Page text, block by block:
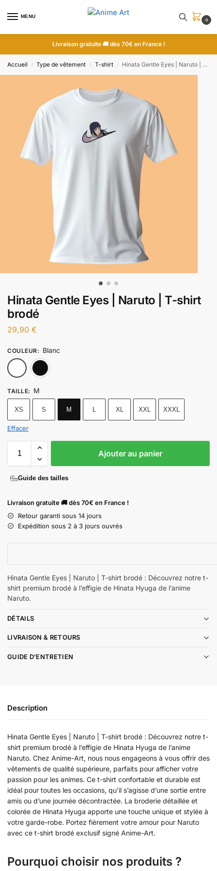
MENU
0
Livraison gratuite 🚚 dès 70€ en France !
Accueil / Type de vêtement / T-shirt / Hinata Gentle Eyes | Naruto | T-shirt brodé
Hinata Gentle Eyes | Naruto | T-shirt
brodé
29,90 €
COULEUR: Blanc
TAILLE: M
XS S M L XL XXL XXXL
Effacer
Ajouter au panier
Guide des tailles
Livraison gratuite 🚚 dès 70€ en France !
Retour garanti sous 14 jours
Expédition sous 2 à 3 jours ouvrés
Hinata Gentle Eyes | Naruto | T-shirt brodé : Découvrez notre t-
shirt premium brodé à l’effigie de Hinata Hyuga de l’anime
Naruto.
DÉTAILS
LIVRAISON & RETOURS
GUIDE D'ENTRETIEN
Description
Hinata Gentle Eyes | Naruto | T-shirt brodé : Découvrez notre t-
shirt premium brodé à l’effigie de Hinata Hyuga de l’anime
Naruto. Chez Anime-Art, nous nous engageons à vous offrir des
vêtements de qualité supérieure, parfaits pour afficher votre
passion pour les animes. Ce t-shirt confortable et durable est
idéal pour toutes les occasions, qu’il s’agisse d’une sortie entre
amis ou d’une journée décontractée. La broderie détaillée et
colorée de Hinata Hyuga apporte une touche unique et stylée à
votre garde-robe. Portez fièrement votre amour pour Naruto
avec ce t-shirt brodé exclusif signé Anime-Art.
Pourquoi choisir nos produits ?